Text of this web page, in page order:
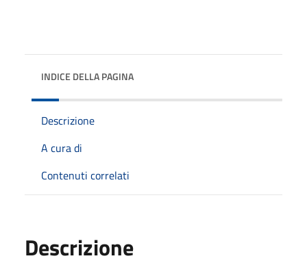
INDICE DELLA PAGINA
Descrizione
A cura di
Contenuti correlati
Descrizione